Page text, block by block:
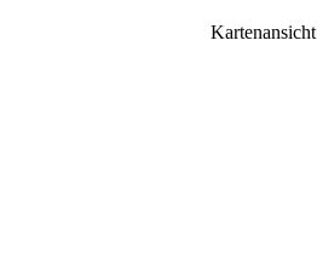
Kartenansicht